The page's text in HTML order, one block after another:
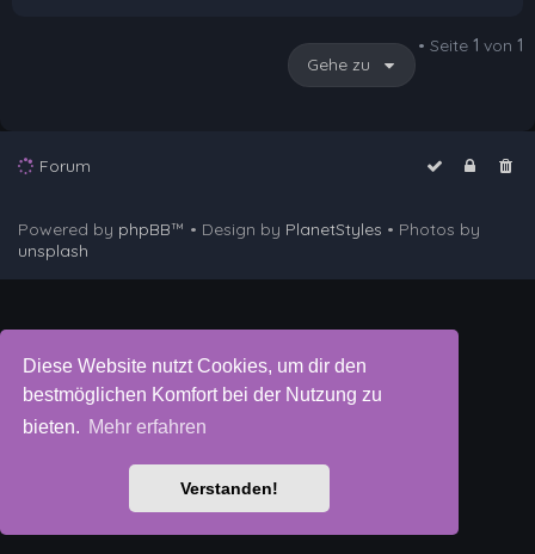
Diese Website nutzt Cookies, um dir den
bestmöglichen Komfort bei der Nutzung zu
bieten. Mehr erfahren
Verstanden!
• Seite 1 von 1
Gehe zu
Forum
Powered by phpBB™ • Design by PlanetStyles • Photos by
unsplash